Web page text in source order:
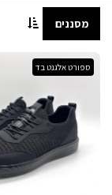
מסננים
ספורט אלגנט בד